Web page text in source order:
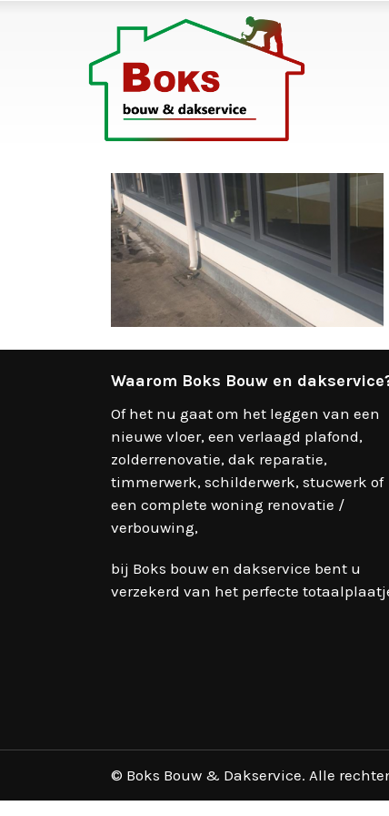
Waarom Boks Bouw en
Of het nu gaat om het leggen van een
nieuwe vloer, een verlaagd plafond,
zolderrenovatie, dak reparatie,
timmerwerk, schilderwerk, stucwerk of
een complete woning renovatie /
verbouwing,
bij Boks bouw en dakservice bent u
verzekerd van het perfecte
© Boks Bouw & Dakservice. Alle